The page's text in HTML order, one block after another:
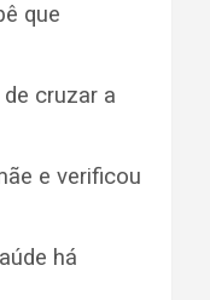
que
cruzar a
e verificou
há